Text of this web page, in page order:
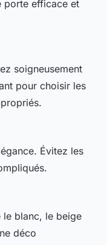
porte efficace et
soigneusement
pour choisir les
Évitez les
le blanc, le beige
déco